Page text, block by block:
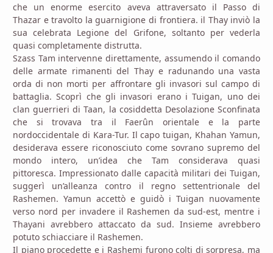
che un enorme esercito aveva attraversato il Passo di
Thazar e travolto la guarnigione di frontiera. il Thay inviò la
sua celebrata Legione del Grifone, soltanto per vederla
quasi completamente distrutta.
Szass Tam intervenne direttamente, assumendo il comando
delle armate rimanenti del Thay e radunando una vasta
orda di non morti per affrontare gli invasori sul campo di
battaglia. Scoprì che gli invasori erano i Tuigan, uno dei
clan guerrieri di Taan, la cosiddetta Desolazione Sconfinata
che si trovava tra il Faerûn orientale e la parte
nordoccidentale di Kara-Tur. Il capo tuigan, Khahan Yamun,
desiderava essere riconosciuto come sovrano supremo del
mondo intero, un’idea che Tam considerava quasi
pittoresca. Impressionato dalle capacità militari dei Tuigan,
suggerì un’alleanza contro il regno settentrionale del
Rashemen. Yamun accettò e guidò i Tuigan nuovamente
verso nord per invadere il Rashemen da sud-est, mentre i
Thayani avrebbero attaccato da sud. Insieme avrebbero
potuto schiacciare il Rashemen.
Il piano procedette e i Rashemi furono colti di sorpresa, ma